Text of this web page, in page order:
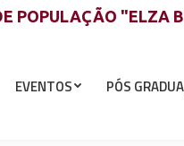
POPULAÇÃO "ELZA
EVENTOS PÓS